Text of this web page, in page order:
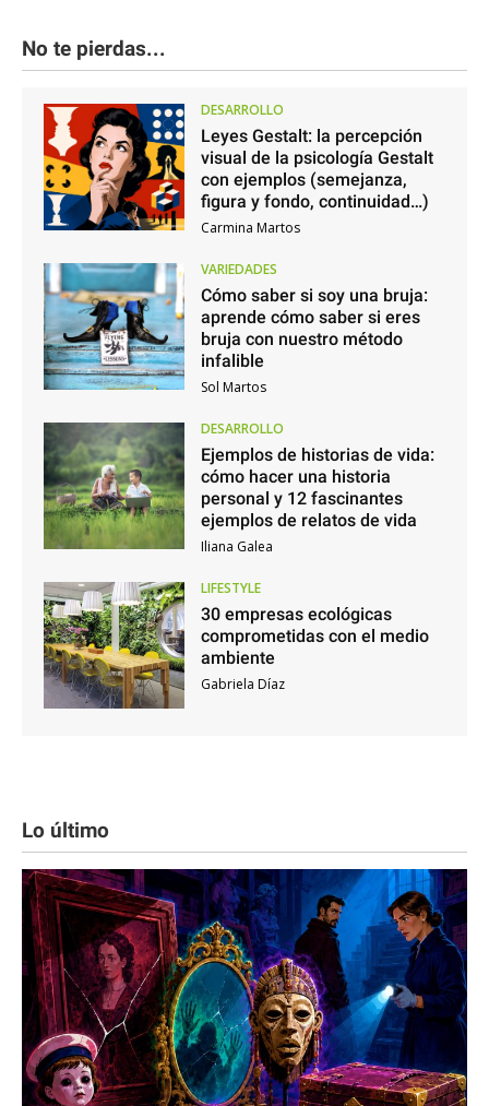
No te pierdas...
DESARROLLO
Leyes Gestalt: la percepción
visual de la psicología Gestalt
con ejemplos (semejanza,
figura y fondo, continuidad…)
Carmina Martos
VARIEDADES
Cómo saber si soy una bruja:
aprende cómo saber si eres
bruja con nuestro método
infalible
Sol Martos
DESARROLLO
Ejemplos de historias de vida:
cómo hacer una historia
personal y 12 fascinantes
ejemplos de relatos de vida
Iliana Galea
LIFESTYLE
30 empresas ecológicas
comprometidas con el medio
ambiente
Gabriela Díaz
Lo último